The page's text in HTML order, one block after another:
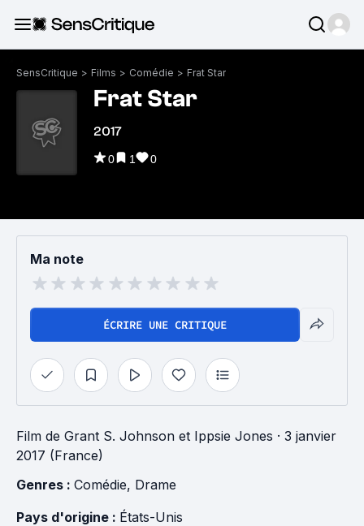
SensCritique > Films > Comédie > Frat Star
Frat Star
2017
0 1 0
Ma note
ÉCRIRE UNE CRITIQUE
Film de Grant S. Johnson et Ippsie Jones · 3 janvier
2017 (France)
Genres : Comédie, Drame
Pays d'origine : États-Unis